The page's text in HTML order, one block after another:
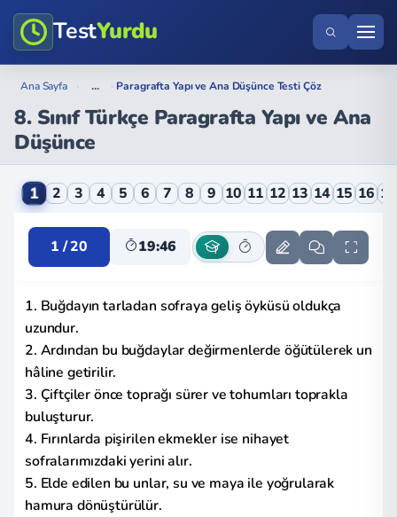
TestYurdu
Ana Sayfa › ... › Paragrafta Yapı ve Ana Düşünce Testi Çöz
8. Sınıf Türkçe Paragrafta Yapı ve Ana
Düşünce
8. Sınıf Türkçe Paragrafta Yapı ve Ana Düşünce
1 2 3 4 5 6 7 8 9 10 11 12 13 14 15 16 17
1 / 20 19:45
1. Buğdayın tarladan sofraya geliş öyküsü oldukça
uzundur.
2. Ardından bu buğdaylar değirmenlerde öğütülerek un
hâline getirilir.
3. Çiftçiler önce toprağı sürer ve tohumları toprakla
buluşturur.
4. Fırınlarda pişirilen ekmekler ise nihayet
sofralarımızdaki yerini alır.
5. Elde edilen bu unlar, su ve maya ile yoğrularak
hamura dönüştürülür.